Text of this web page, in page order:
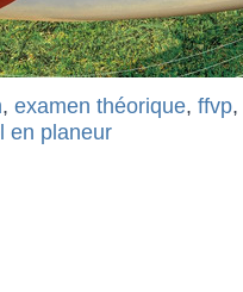
, examen théorique, ffvp,
en planeur